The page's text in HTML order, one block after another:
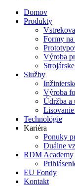
Domov
Produkty
Formy na
Výroba
Služby
Výroba
Údržba a
Technológie
Kariéra
Ponuky
Duálne
RDM Academy
EU Fondy
Kontakt